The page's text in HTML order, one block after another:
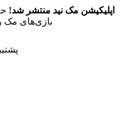
اپلیکیشن مک نید منتشر شد!
بازی‌های مک